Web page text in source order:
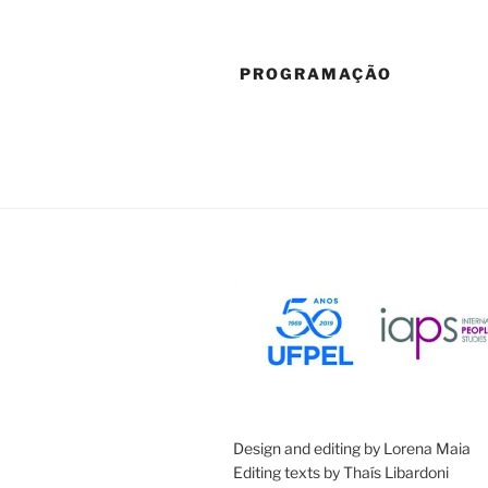
PROGRAMAÇÃO
Design and editing by Lorena Maia
Editing texts by Thaís Libardoni